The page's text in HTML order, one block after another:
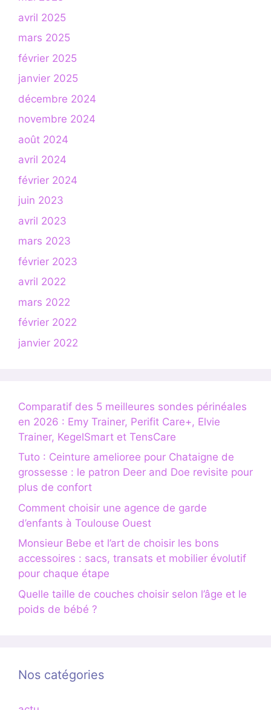
avril 2025
mars 2025
février 2025
janvier 2025
décembre 2024
novembre 2024
août 2024
avril 2024
février 2024
juin 2023
avril 2023
mars 2023
février 2023
avril 2022
mars 2022
février 2022
janvier 2022
Comparatif des 5 meilleures sondes périnéales
en 2026 : Emy Trainer, Perifit Care+, Elvie
Trainer, KegelSmart et TensCare
Tuto : Ceinture amelioree pour Chataigne de
grossesse : le patron Deer and Doe revisite pour
plus de confort
Comment choisir une agence de garde
d’enfants à Toulouse Ouest
Monsieur Bebe et l’art de choisir les bons
accessoires : sacs, transats et mobilier évolutif
pour chaque étape
Quelle taille de couches choisir selon l’âge et le
poids de bébé ?
Nos catégories